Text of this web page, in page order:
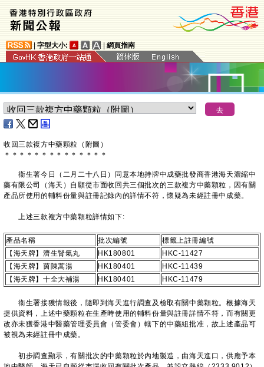
字型大小: 網頁指南
收回三款複方中藥顆粒（附圖）
＊ ＊ ＊ ＊ ＊ ＊ ＊ ＊ ＊ ＊ ＊ ＊ ＊ ＊
衞生署今日（二月二十八日）同意本地持牌中成藥批發商香港海天濃縮中
藥有限公司（海天）自願從市面收回共三個批次的三款複方中藥顆粒，因有關
產品所使用的輔料份量與註冊記錄內的詳情不符，懷疑為未經註冊中成藥。
上述三款複方中藥顆粒詳情如下:
產品名稱 批次編號
標籤上註冊編號
【海天牌】濟生腎氣丸
HK180801
HKC-11427
【海天牌】茵陳蒿湯
HK180401
HKC-11439
【海天牌】十全大補湯
HK180401 HKC-11479
衞生署接獲情報後，隨即到海天進行調查及檢取有關中藥顆粒。根據海天
提供資料，上述中藥顆粒在生產時使用的輔料份量與註冊詳情不符，而有關更
改亦未獲香港中醫藥管理委員會（管委會）轄下的中藥組批准，故上述產品可
被視為未經註冊中成藥。
初步調查顯示，有關批次的中藥顆粒於內地製造，由海天進口，供應予本